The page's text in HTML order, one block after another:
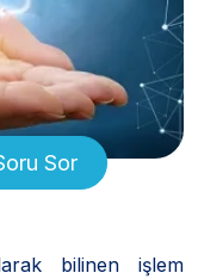
Sor
bilinen işlem